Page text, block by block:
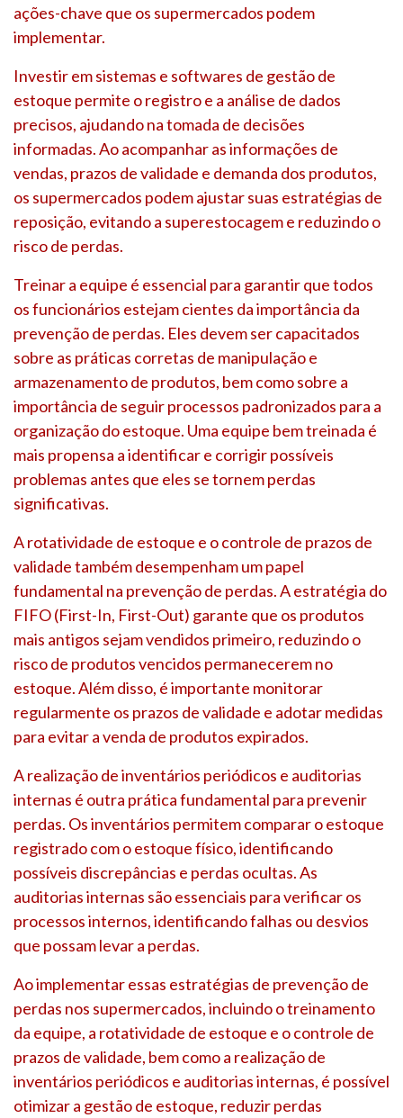
ações-chave que os supermercados podem
implementar.
Investir em sistemas e softwares de gestão de
estoque permite o registro e a análise de dados
precisos, ajudando na tomada de decisões
informadas. Ao acompanhar as informações de
vendas, prazos de validade e demanda dos produtos,
os supermercados podem ajustar suas estratégias de
reposição, evitando a superestocagem e reduzindo o
risco de perdas.
Treinar a equipe é essencial para garantir que todos
os funcionários estejam cientes da importância da
prevenção de perdas. Eles devem ser capacitados
sobre as práticas corretas de manipulação e
armazenamento de produtos, bem como sobre a
importância de seguir processos padronizados para a
organização do estoque. Uma equipe bem treinada é
mais propensa a identificar e corrigir possíveis
problemas antes que eles se tornem perdas
significativas.
A rotatividade de estoque e o controle de prazos de
validade também desempenham um papel
fundamental na prevenção de perdas. A estratégia do
FIFO (First-In, First-Out) garante que os produtos
mais antigos sejam vendidos primeiro, reduzindo o
risco de produtos vencidos permanecerem no
estoque. Além disso, é importante monitorar
regularmente os prazos de validade e adotar medidas
para evitar a venda de produtos expirados.
A realização de inventários periódicos e auditorias
internas é outra prática fundamental para prevenir
perdas. Os inventários permitem comparar o estoque
registrado com o estoque físico, identificando
possíveis discrepâncias e perdas ocultas. As
auditorias internas são essenciais para verificar os
processos internos, identificando falhas ou desvios
que possam levar a perdas.
Ao implementar essas estratégias de prevenção de
perdas nos supermercados, incluindo o treinamento
da equipe, a rotatividade de estoque e o controle de
prazos de validade, bem como a realização de
inventários periódicos e auditorias internas, é possível
otimizar a gestão de estoque, reduzir perdas